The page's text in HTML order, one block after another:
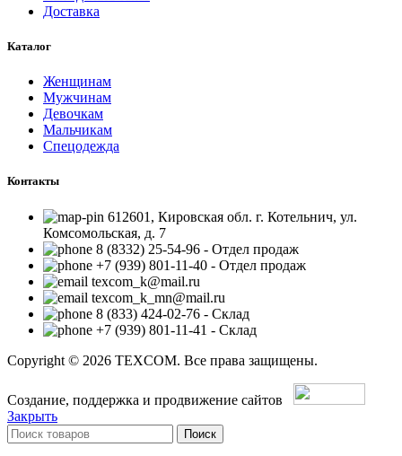
Доставка
Каталог
Женщинам
Мужчинам
Девочкам
Мальчикам
Спецодежда
Контакты
612601, Кировская обл. г. Котельнич, ул.
Комсомольская, д. 7
8 (8332) 25-54-96 - Отдел продаж
+7 (939) 801-11-40 - Отдел продаж
texcom_k@mail.ru
texcom_k_mn@mail.ru
8 (833) 424-02-76 - Склад
+7 (939) 801-11-41 - Склад
Copyright © 2026 TEXCOM. Все права защищены.
Создание, поддержка и продвижение сайтов
Закрыть
Поиск